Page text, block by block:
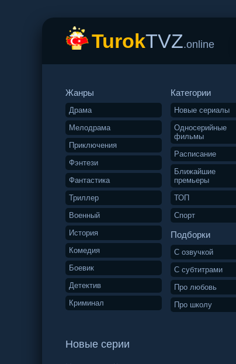
TurokTVZ.online
Жанры
Драма
Мелодрама
Приключения
Фэнтези
Фантастика
Триллер
Военный
История
Комедия
Боевик
Детектив
Криминал
Категории
Новые сериалы
Односерийные
фильмы
Расписание
Ближайшие
премьеры
ТОП
Спорт
Подборки
С озвучкой
С субтитрами
Про любовь
Про школу
Новые серии